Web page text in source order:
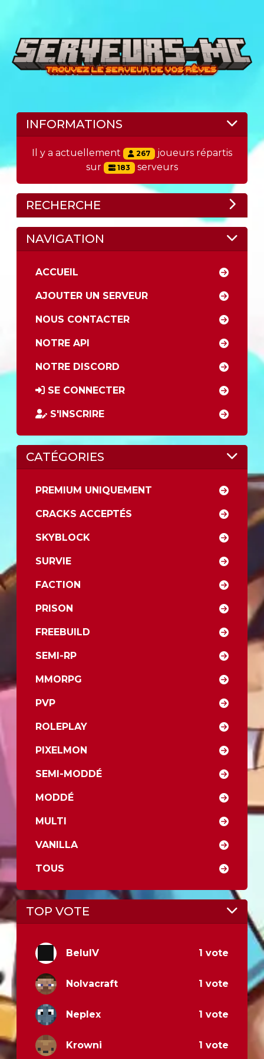
INFORMATIONS
Il y a actuellement 267 joueurs répartis
sur
183 serveurs
RECHERCHE
NAVIGATION
ACCUEIL
AJOUTER UN SERVEUR
NOUS CONTACTER
NOTRE API
NOTRE DISCORD
SE CONNECTER
S'INSCRIRE
CATÉGORIES
PREMIUM UNIQUEMENT
CRACKS ACCEPTÉS
SKYBLOCK
SURVIE
FACTION
PRISON
FREEBUILD
SEMI-RP
MMORPG
PVP
ROLEPLAY
PIXELMON
SEMI-MODDÉ
MODDÉ
MULTI
VANILLA
TOUS
TOP VOTE
BeluIV 1 vote
Nolvacraft 1 vote
Neplex 1 vote
Krowni 1 vote